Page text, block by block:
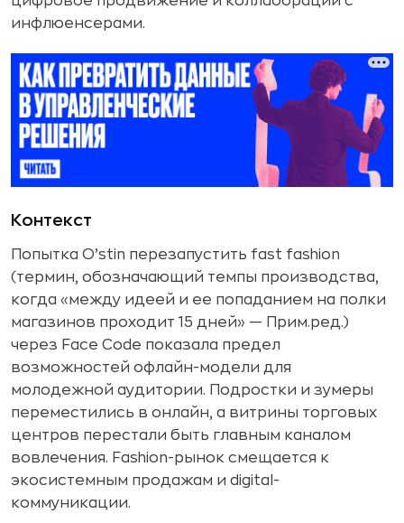
инфлюенсерами.
Контекст
Попытка O’stin перезапустить fast fashion
(термин, обозначающий темпы производства,
когда «между идеей и ее попаданием на полки
магазинов проходит 15 дней» — Прим.ред.)
через Face Code показала предел
возможностей офлайн-модели для
молодежной аудитории. Подростки и зумеры
переместились в онлайн, а витрины торговых
центров перестали быть главным каналом
вовлечения. Fashion-рынок смещается к
экосистемным продажам и digital-
коммуникации.